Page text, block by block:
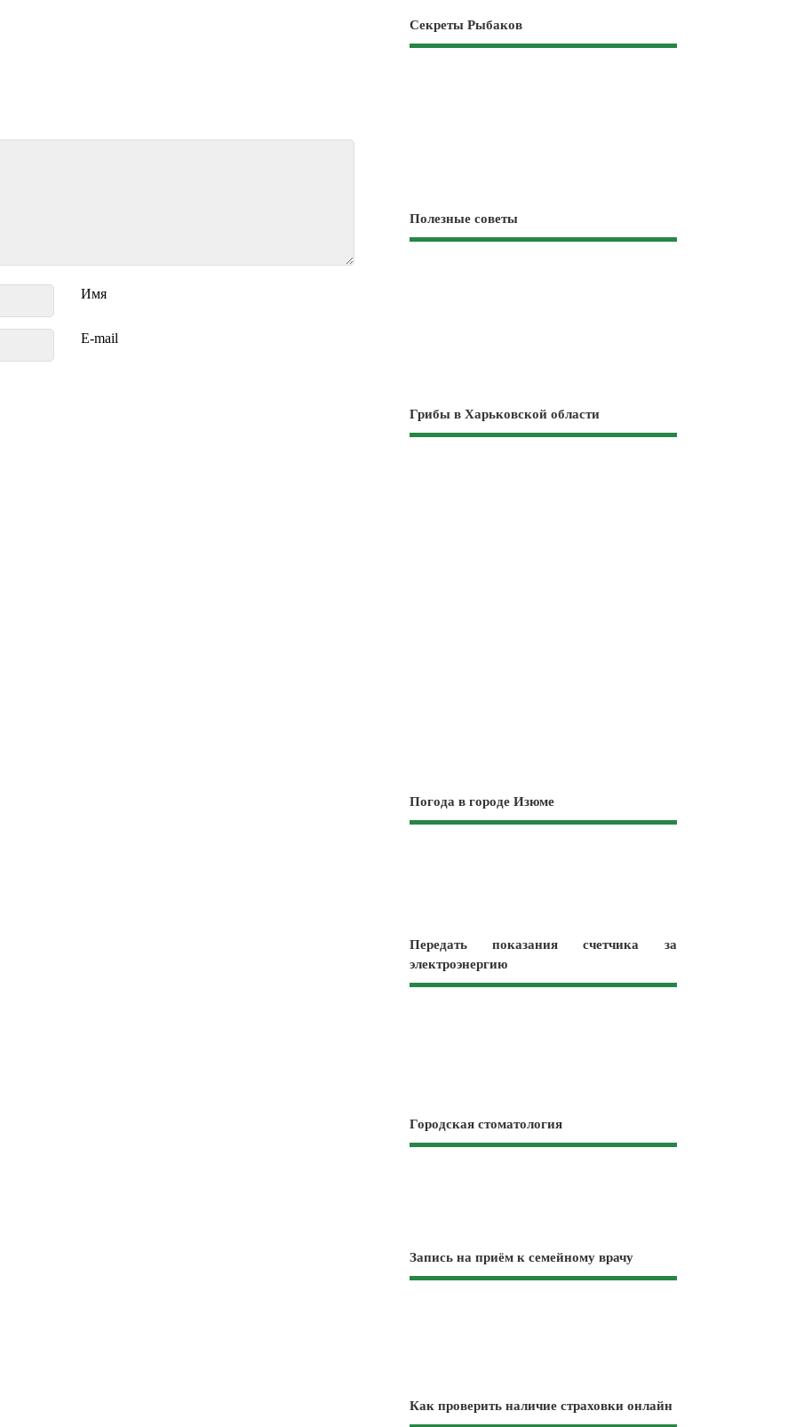
Имя
E-mail
Секреты Рыбаков
Полезные советы
Грибы в Харьковской области
Погода в городе Изюме
Передать показания счетчика за
электроэнергию
Городская стоматология
Запись на приём к семейному врачу
Как проверить наличие страховки онлайн